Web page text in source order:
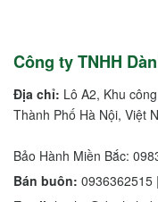
Công ty TNHH
Địa chỉ: Lô A2, Khu
Thành Phố Hà Nội, Việt
Bảo Hành Miền Bắc:
Bán buôn: 0936362515 |